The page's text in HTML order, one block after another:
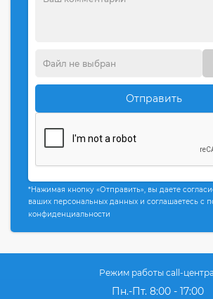
Отправить
*Нажимая кнопку «Отправить», вы даете
ваших персональных данных и соглашаетесь с
конфиденциальности
Режим работы call-
Пн.-Пт. 8:00 - 17:00